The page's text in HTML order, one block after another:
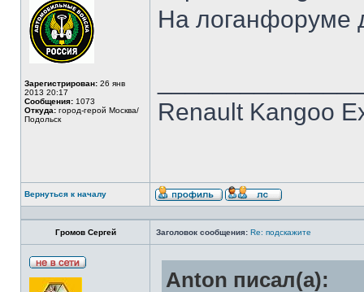
Зарегистрирован: 26 янв
2013 20:17
Сообщения: 1073
Откуда: город-герой Москва/
Подольск
На логанфоруме
Renault Kangoo
Вернуться к началу
Громов Сергей Заголовок сообщения: Re: подскажите
Anton писал(а):